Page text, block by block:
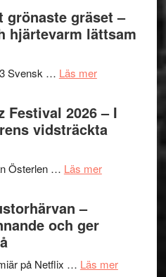
Vrach
Frankenshtey
med
Mulder
och
Dana
titlar
i
Shahab
Mehrabi
till
Kulturs
grönaste gräset –
hjärtevarm lättsam
Svensk … Läs merom
Filmrecension:
Det
grönaste
gräset
en
hjärtevarm
Festival 2026 – I
vidsträckta
Österlen … Läs merom
–
–
och ger
på Netflix … Läs merom